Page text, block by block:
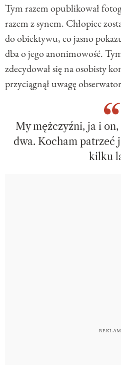
Tym razem opublikował
razem z synem. Chłopiec
do obiektywu, co jasno
dba o jego anonimowość.
zdecydował się na osobisty
przyciągnął uwagę
My mężczyźni, ja i
dwa. Kocham patrzeć
kilku